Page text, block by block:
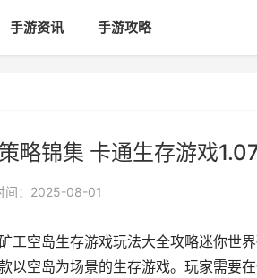
手游资讯 手游攻略
略锦集 卡通生存游戏
间：2025-08-01
工空岛生存游戏玩法大全攻略迷你世
以空岛为场景的生存游戏。玩家需要